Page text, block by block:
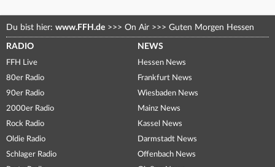
Du bist hier: www.FFH.de >>> On Air >>> Guten Morgen Hessen
RADIO
FFH Live
80er Radio
90er Radio
2000er Radio
Rock Radio
Oldie Radio
Schlager Radio
NEWS
Hessen News
Frankfurt News
Wiesbaden News
Mainz News
Kassel News
Darmstadt News
Offenbach News